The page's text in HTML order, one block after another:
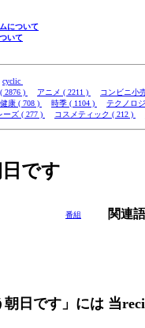
について
いて
cyclic
2876 ) アニメ ( 2211 ) コンビニ小
康 ( 708 ) 時季 ( 1104 ) テクノロ
ーズ ( 277 ) コスメティック ( 212 )
です
番組 関連
朝日です」には 当